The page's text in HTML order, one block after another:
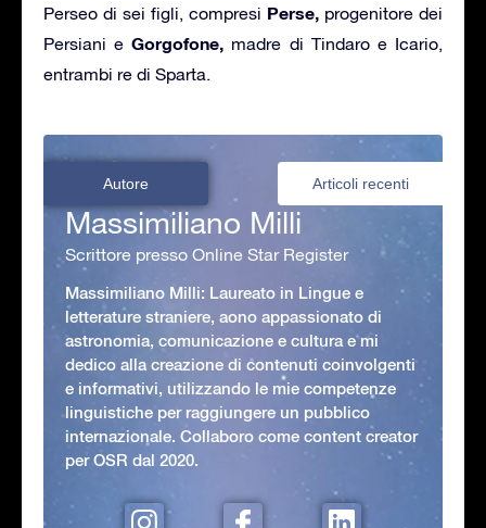
Perseo di sei figli, compresi Perse, progenitore dei
Persiani eGorgofone, madre di Tindaro e Icario,
entrambi re di Sparta.
Autore Articoli recenti
Massimiliano Milli
Scrittore presso Online Star Register
Massimiliano Milli: Laureato in Lingue e
letterature straniere, aono appassionato di
astronomia, comunicazione e cultura e mi
dedico alla creazione di contenuti coinvolgenti
e informativi, utilizzando le mie competenze
linguistiche per raggiungere un pubblico
internazionale. Collaboro come content creator
per OSR dal 2020.